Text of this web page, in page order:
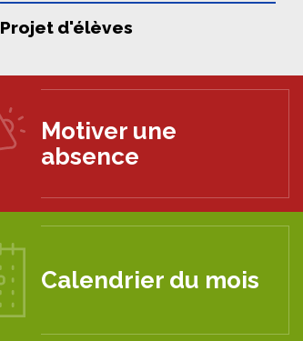
Projet d'élèves
Motiver une
absence
Calendrier du mois